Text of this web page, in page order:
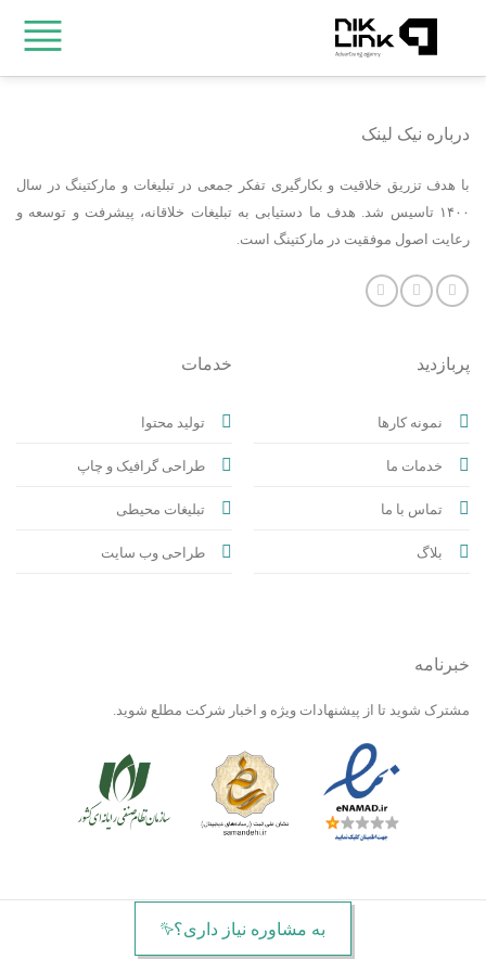
درباره نیک لینک
با هدف تزریق خلاقیت و بکارگیری تفکر جمعی در تبلیغات و مارکتینگ در سال
۱۴۰۰ تاسیس شد. هدف ما دستیابی به تبلیغات خلاقانه، پیشرفت و توسعه و
رعایت اصول موفقیت در مارکتینگ است.
پربازدید
نمونه کارها
خدمات ما
تماس با ما
بلاگ
خدمات
تولید محتوا
طراحی گرافیک و چاپ
تبلیغات محیطی
طراحی وب سایت
خبرنامه
مشترک شوید تا از پیشنهادات ویژه و اخبار شرکت مطلع شوید.
به مشاوره نیاز داری؟